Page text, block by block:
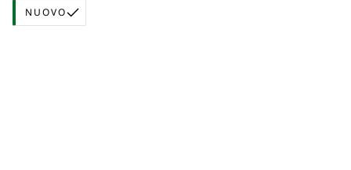
NUOVO